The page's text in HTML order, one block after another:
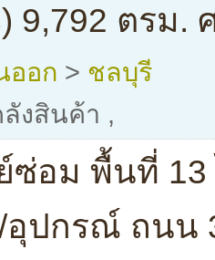
9,792 ตรม.
ออก > ชลบุรี
งสินค้า ,
ซ่อม พื้นที่ 13
อุปกรณ์ ถนน